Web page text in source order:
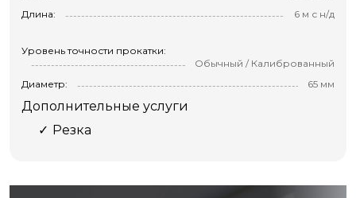
Длина:
6 м с н/д
Уровень точности прокатки:
Обычный / Калиброванный
Диаметр:
65 мм
Дополнительные услуги
Резка